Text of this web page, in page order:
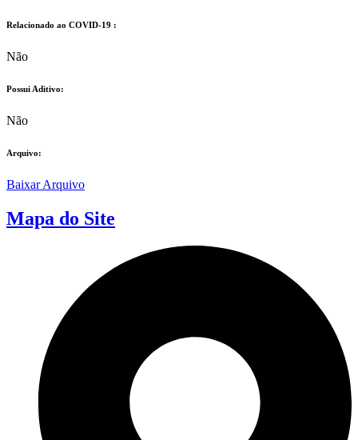
Relacionado ao COVID-19 :​
Não
Possui Aditivo:​
Não
Arquivo:
Baixar Arquivo
Mapa do Site